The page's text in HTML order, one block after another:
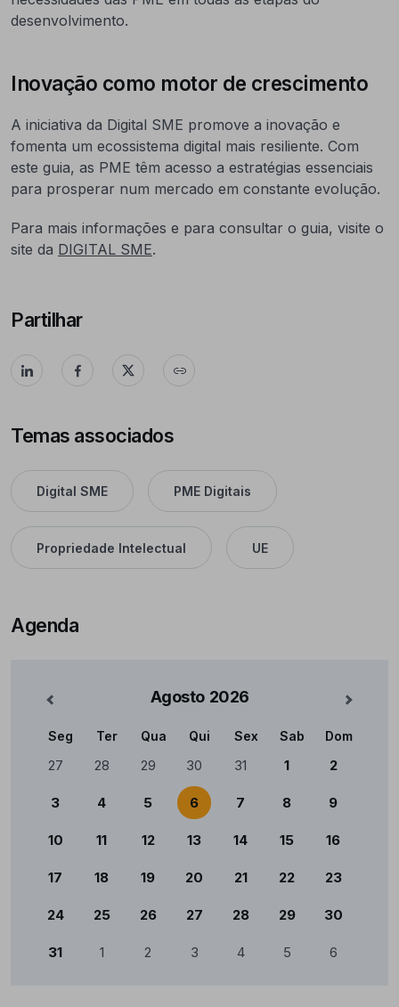
desenvolvimento.
Inovação como motor de crescimento
A iniciativa da Digital SME promove a inovação e
fomenta um ecossistema digital mais resiliente. Com
este guia, as PME têm acesso a estratégias essenciais
para prosperar num mercado em constante evolução.
Para mais informações e para consultar o guia, visite o
site da DIGITAL SME.
Partilhar
Temas associados
Digital SME PME Digitais
Propriedade Intelectual UE
Agenda
Agosto 2026 Mês
Calendário
Seg Ter Qua Qui Sex Sab Dom
27 28 29 30 31 1 2
3 4 5 6 7 8 9
10 11 12 13 14 15 16
17 18 19 20 21 22 23
24 25 26 27 28 29 30
31 1 2 3 4 5 6